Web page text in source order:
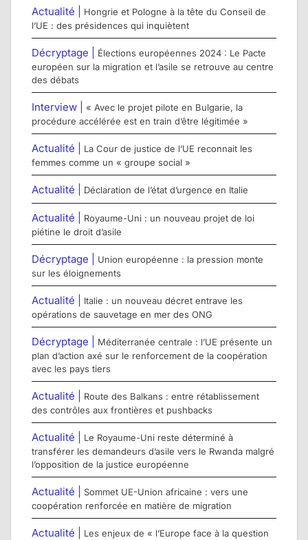
Actualité |
Hongrie et Pologne à la tête du Conseil de
l’UE : des présidences qui inquiètent
Décryptage |
Élections européennes 2024 : Le Pacte
européen sur la migration et l’asile se retrouve au centre
des débats
Interview |
« Avec le projet pilote en Bulgarie, la
procédure accélérée est en train d’être légitimée »
Actualité |
La Cour de justice de l’UE reconnait les
femmes comme un « groupe social »
Actualité | Déclaration de l’état d’urgence en Italie
Actualité |
Royaume-Uni : un nouveau projet de loi
piétine le droit d’asile
Décryptage |
Union européenne : la pression monte
sur les éloignements
Actualité |
Italie : un nouveau décret entrave les
opérations de sauvetage en mer des ONG
Décryptage |
Méditerranée centrale : l’UE présente un
plan d’action axé sur le renforcement de la coopération
avec les pays tiers
Actualité |
Route des Balkans : entre rétablissement
des contrôles aux frontières et pushbacks
Actualité |
Le Royaume-Uni reste déterminé à
transférer les demandeurs d’asile vers le Rwanda malgré
l’opposition de la justice européenne
Actualité |
Sommet UE-Union africaine : vers une
coopération renforcée en matière de migration
Actualité |
Les enjeux de « l’Europe face à la question